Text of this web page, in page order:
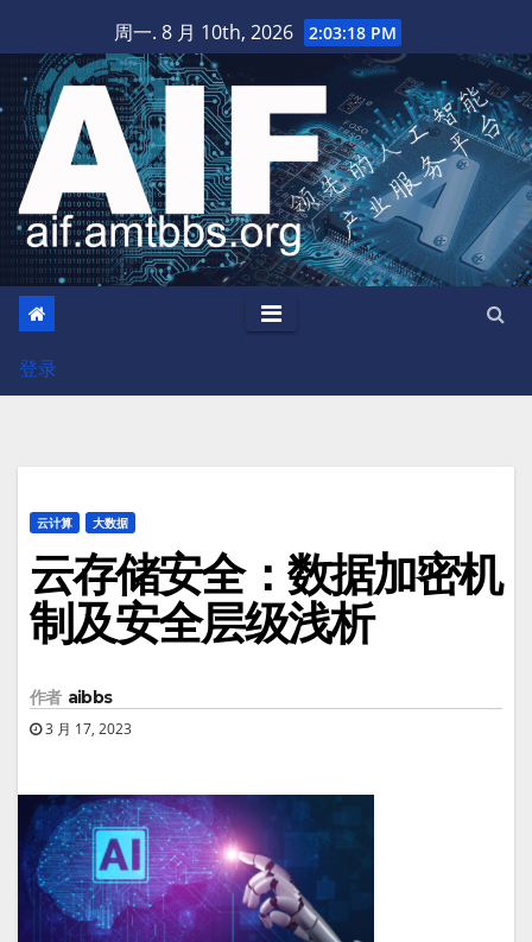
至
内
容
周一. 8 月 10th, 2026 2:03:19 PM
登录
云计算 大数据
云存储安全：数据加密机
制及安全层级浅析
作者 aibbs
3 月 17, 2023